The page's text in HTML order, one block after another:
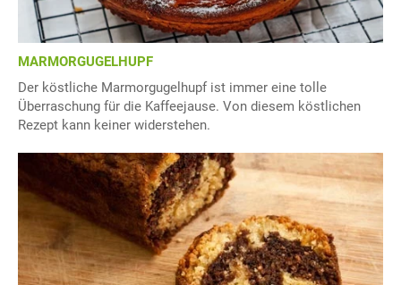
MARMORGUGELHUPF
Der köstliche Marmorgugelhupf ist immer eine tolle
Überraschung für die Kaffeejause. Von diesem köstlichen
Rezept kann keiner widerstehen.